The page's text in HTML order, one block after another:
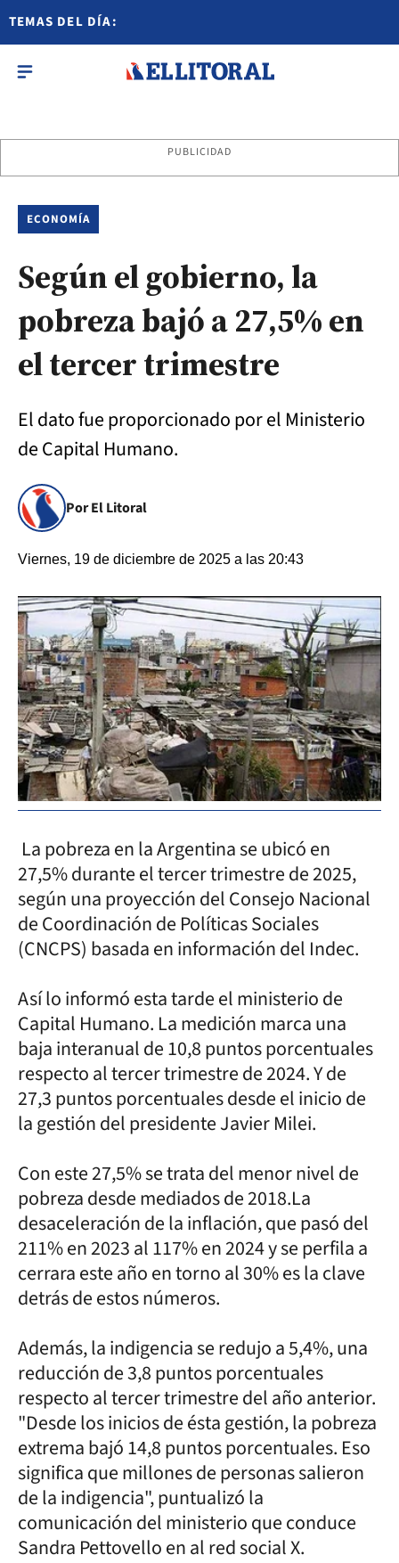
TEMAS DEL DÍA:
PUBLICIDAD
ECONOMÍA
Según el gobierno, la
pobreza bajó a 27,5% en
el tercer trimestre
El dato fue proporcionado por el Ministerio
de Capital Humano.
Por El Litoral
Viernes, 19 de diciembre de 2025 a las 20:43
La pobreza en la Argentina se ubicó en
27,5% durante el tercer trimestre de 2025,
según una proyección del Consejo Nacional
de Coordinación de Políticas Sociales
(CNCPS) basada en información del Indec.
Así lo informó esta tarde el ministerio de
Capital Humano. La medición marca una
baja interanual de 10,8 puntos porcentuales
respecto al tercer trimestre de 2024. Y de
27,3 puntos porcentuales desde el inicio de
la gestión del presidente Javier Milei.
Con este 27,5% se trata del menor nivel de
pobreza desde mediados de 2018.La
desaceleración de la inflación, que pasó del
211% en 2023 al 117% en 2024 y se perfila a
cerrara este año en torno al 30% es la clave
detrás de estos números.
Además, la indigencia se redujo a 5,4%, una
reducción de 3,8 puntos porcentuales
respecto al tercer trimestre del año anterior.
"Desde los inicios de ésta gestión, la pobreza
extrema bajó 14,8 puntos porcentuales. Eso
significa que millones de personas salieron
de la indigencia", puntualizó la
comunicación del ministerio que conduce
Sandra Pettovello en al red social X.